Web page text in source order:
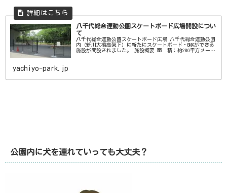
八千代総合運動公園スケートボード広場開設につい
て
八千代総合運動公園スケートボード広場 八千代総合運動公園
内（新川大橋高架下）に新たにスケートボード・BMXができる
施設が開設されました。 施設概要 面 積：約286平方メート
yachiyo-park.jp
公園内に犬を連れていっても大丈夫？